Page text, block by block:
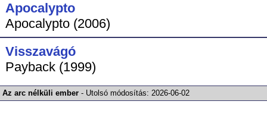
Apocalypto
Apocalypto (2006)
Visszavágó
Payback (1999)
Az arc nélküli ember - Utolsó módosítás:2026-06-02